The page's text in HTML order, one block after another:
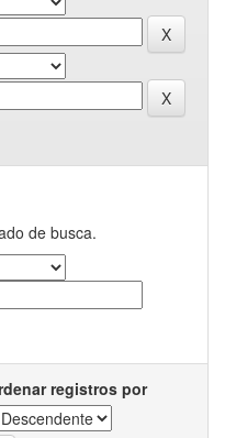
de busca.
registros por